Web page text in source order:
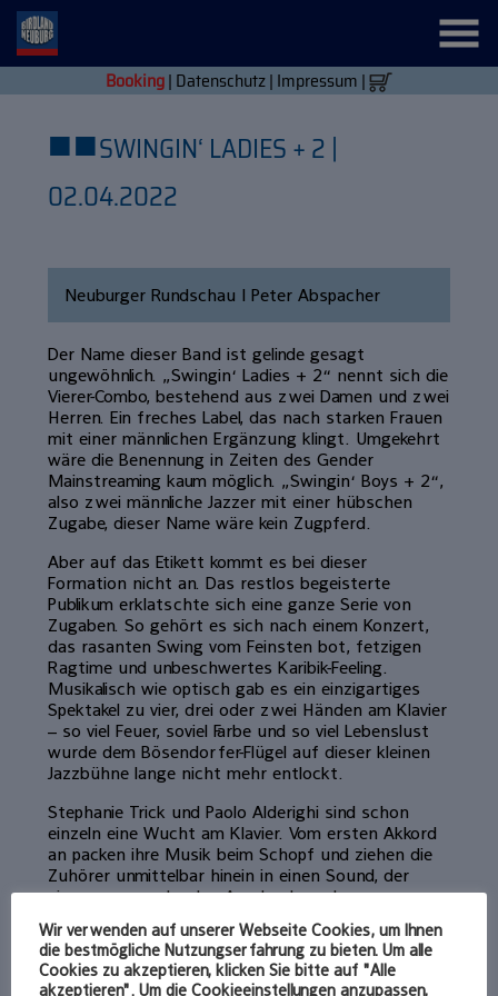
Booking| Datenschutz| Impressum |
■■SWINGIN‘ LADIES + 2 |
02.04.2022
Neuburger Rundschau | Peter Abspacher
Der Name dieser Band ist gelinde gesagt
ungewöhnlich. „Swingin‘ Ladies + 2“ nennt sich die
Vierer-Combo, bestehend aus zwei Damen und zwei
Herren. Ein freches Label, das nach starken Frauen
mit einer männlichen Ergänzung klingt. Umgekehrt
wäre die Benennung in Zeiten des Gender
Mainstreaming kaum möglich. „Swingin‘ Boys + 2“,
also zwei männliche Jazzer mit einer hübschen
Zugabe, dieser Name wäre kein Zugpferd.
Aber auf das Etikett kommt es bei dieser
Formation nicht an. Das restlos begeisterte
Publikum erklatschte sich eine ganze Serie von
Zugaben. So gehört es sich nach einem Konzert,
das rasanten Swing vom Feinsten bot, fetzigen
Ragtime und unbeschwertes Karibik-Feeling.
Musikalisch wie optisch gab es ein einzigartiges
Spektakel zu vier, drei oder zwei Händen am Klavier
– so viel Feuer, soviel Farbe und so viel Lebenslust
wurde dem Bösendorfer-Flügel auf dieser kleinen
Jazzbühne lange nicht mehr entlockt.
Stephanie Trick und Paolo Alderighi sind schon
einzeln eine Wucht am Klavier. Vom ersten Akkord
an packen ihre Musik beim Schopf und ziehen die
Zuhörer unmittelbar hinein in einen Sound, der
einen – man sehe den Ausdruck nach – ganz
Pianisten-Paar schwingt der ganze Körper mit, in
einer fast aufreizenden Leichtigkeit.
Wir verwenden auf unserer Webseite Cookies, um Ihnen
die bestmögliche Nutzungserfahrung zu bieten. Um alle
Cookies zu akzeptieren, klicken Sie bitte auf "Alle
akzeptieren". Um die Cookieeinstellungen anzupassen,